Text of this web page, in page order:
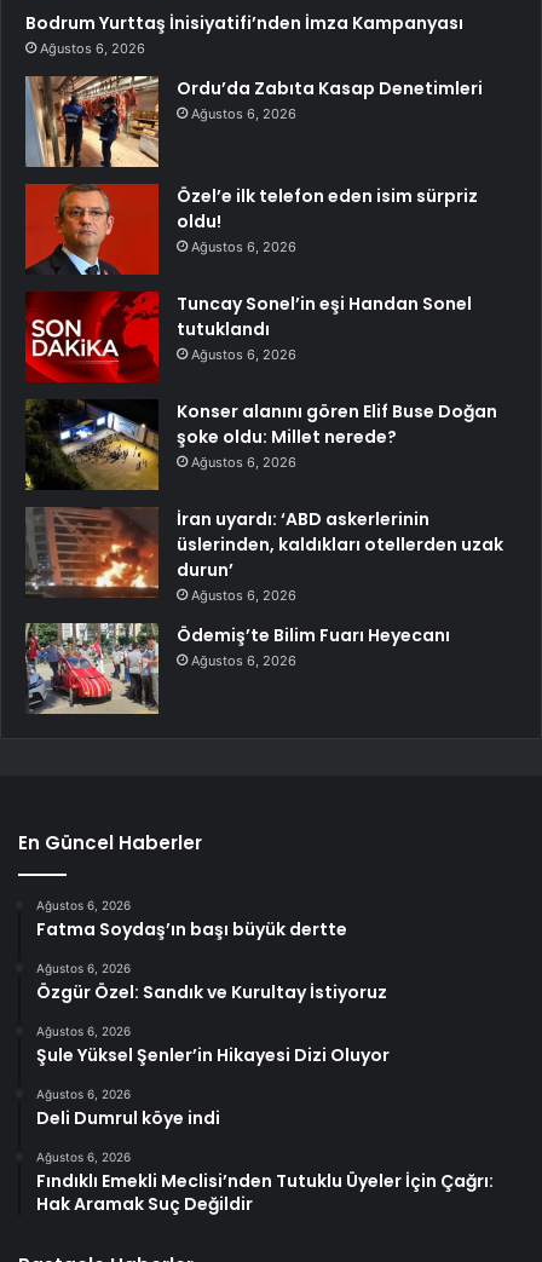
Bodrum Yurttaş İnisiyatifi’nden İmza Kampanyası
Ağustos 6, 2026
Ordu’da Zabıta Kasap Denetimleri
Ağustos 6, 2026
Özel’e ilk telefon eden isim sürpriz
oldu!
Ağustos 6, 2026
Tuncay Sonel’in eşi Handan Sonel
tutuklandı
Ağustos 6, 2026
Konser alanını gören Elif Buse Doğan
şoke oldu: Millet nerede?
Ağustos 6, 2026
İran uyardı: ‘ABD askerlerinin
üslerinden, kaldıkları otellerden uzak
durun’
Ağustos 6, 2026
Ödemiş’te Bilim Fuarı Heyecanı
Ağustos 6, 2026
En Güncel Haberler
Ağustos 6, 2026
Fatma Soydaş’ın başı büyük dertte
Ağustos 6, 2026
Özgür Özel: Sandık ve Kurultay İstiyoruz
Ağustos 6, 2026
Şule Yüksel Şenler’in Hikayesi Dizi Oluyor
Ağustos 6, 2026
Deli Dumrul köye indi
Ağustos 6, 2026
Fındıklı Emekli Meclisi’nden Tutuklu Üyeler İçin Çağrı:
Hak Aramak Suç Değildir